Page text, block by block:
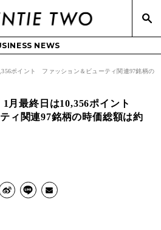
NEWS
ポイント ファッション＆ビューティ関連97銘柄の
1月最終日は10,356ポイント
ィ関連97銘柄の時価総額は約